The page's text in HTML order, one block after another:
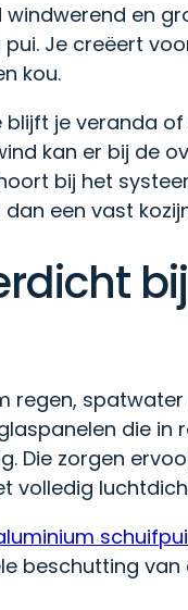
en
Je creëert
kou.
je veranda
kan er bij de
bij het
een vast
regen,
die in
Die zorgen
volledig
schuifpui
beschutting